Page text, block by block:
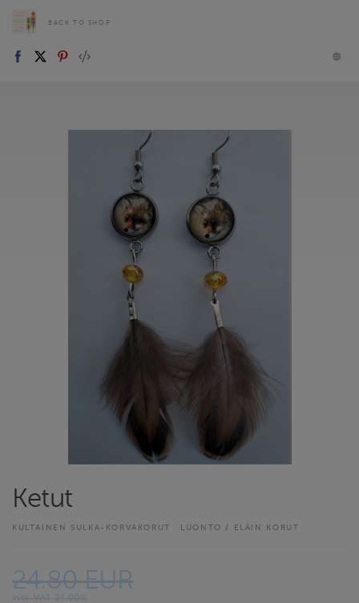
BACK TO SHOP
Ketut
KULTAINEN SULKA-KORVAKORUT LUONTO / ELÄIN KORUT
24.80 EUR
Incl. VAT 24.00%